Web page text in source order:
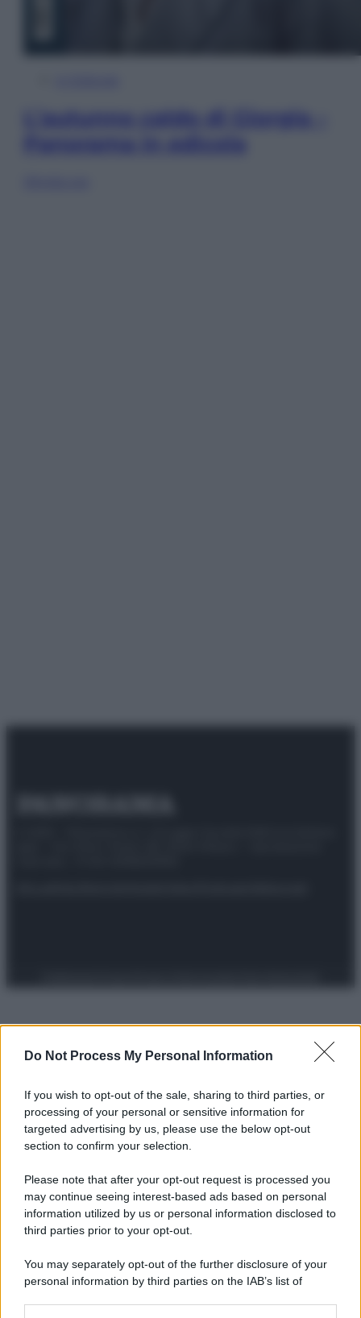
Do Not Process My Personal Information
If you wish to opt-out of the sale, sharing to third parties, or
processing of your personal or sensitive information for
targeted advertising by us, please use the below opt-out
section to confirm your selection.
Please note that after your opt-out request is processed you
may continue seeing interest-based ads based on personal
information utilized by us or personal information disclosed to
third parties prior to your opt-out.
You may separately opt-out of the further disclosure of your
personal information by third parties on the IAB’s list of
L’autunno caldo di Giorgia –